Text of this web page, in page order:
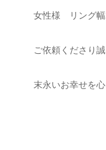
女性様 リング幅
ご依頼くださり
末永いお幸せを